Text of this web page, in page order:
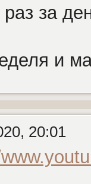
за
и
20:01